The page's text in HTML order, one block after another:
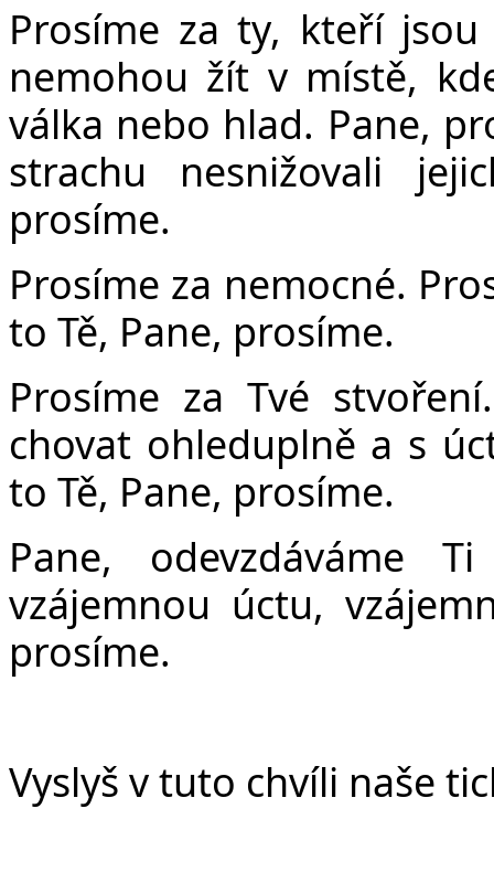
Prosíme za ty, kteří
nemohou žít v místě,
válka nebo hlad. Pane,
strachu nesnižovali
prosíme.
Prosíme za nemocné.
to Tě, Pane, prosíme.
Prosíme za Tvé
chovat ohleduplně a s
to Tě, Pane, prosíme.
Pane, odevzdáváme
vzájemnou úctu,
prosíme.
Vyslyš v tuto chvíli naše